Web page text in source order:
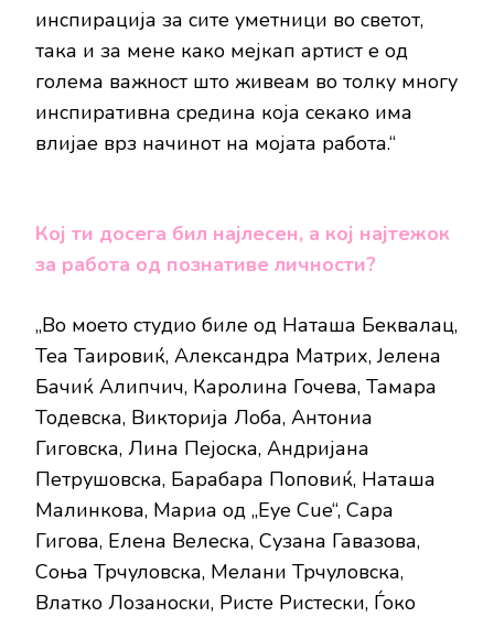
инспирација за сите уметници во светот,
така и за мене како мејкап артист е од
голема важност што живеам во толку многу
инспиративна средина која секако има
влијае врз начинот на мојата работа.“
Кој ти досега бил најлесен, а кој најтежок
за работа од познативе личности?
„Во моето студио биле од Наташа Беквалац,
Теа Таировиќ, Александра Матрих, Јелена
Бачиќ Алипчич, Каролина Гочева, Тамара
Тодевска, Викторија Лоба, Антониа
Гиговска, Лина Пејоска, Андријана
Петрушовска, Барабара Поповиќ, Наташа
Малинкова, Мариа од „Eye Cue“, Сара
Гигова, Елена Велеска, Сузана Гавазова,
Соња Трчуловска, Мелани Трчуловска,
Влатко Лозаноски, Ристе Ристески, Ѓоко